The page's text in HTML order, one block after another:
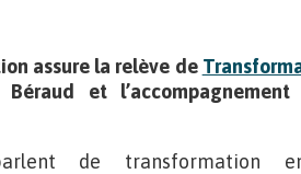
assure la relève de
Béraud et
de transformation